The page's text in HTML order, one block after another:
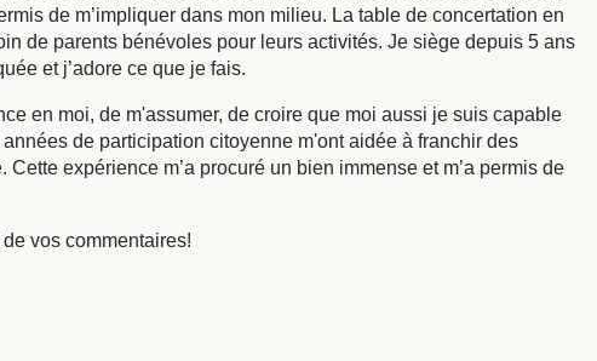
de m’impliquer dans mon milieu. La table de concertation en
de parents bénévoles pour leurs activités. Je siège depuis 5 ans
et j’adore ce que je fais.
en moi, de m'assumer, de croire que moi aussi je suis capable
de participation citoyenne m'ont aidée à franchir des
expérience m’a procuré un bien immense et m’a permis de
vos commentaires!